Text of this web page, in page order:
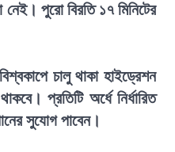
পুরো বিরতি ১৭ মিনিটের
চালু থাকা হাইড্রেশন
প্রতিটি অর্ধে নির্ধারিত
সুযোগ পাবেন।